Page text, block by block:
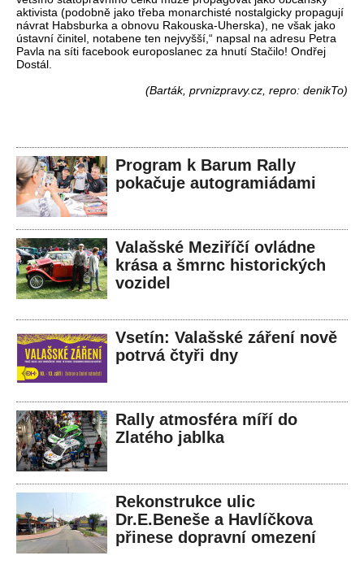
aktivista (podobně jako třeba monarchisté nostalgicky propagují
návrat Habsburka a obnovu Rakouska-Uherska), ne však jako
ústavní činitel, notabene ten nejvyšší,“ napsal na adresu Petra
Pavla na síti facebook europoslanec za hnutí Stačilo! Ondřej
Dostál.
(Barták, prvnizpravy.cz, repro: denikTo)
Program k Barum Rally
pokačuje autogramiádami
Valašské Meziříčí ovládne
krása a šmrnc historických
vozidel
Vsetín: Valašské záření nově
potrvá čtyři dny
Rally atmosféra míří do
Zlatého jablka
Rekonstrukce ulic
Dr.E.Beneše a Havlíčkova
přinese dopravní omezení